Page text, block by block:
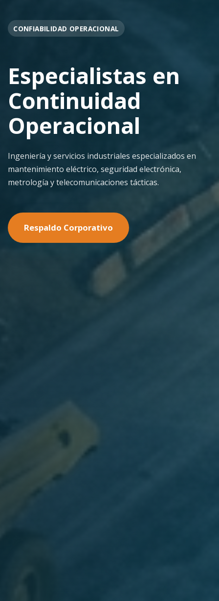
OPERACIÓN EN FAENA
Soporte
Operacional
Continuo
Despliegue ágil en terreno con los más altos
estándares de seguridad y calidad técnica para la
minería pesada.
Nuestras Soluciones